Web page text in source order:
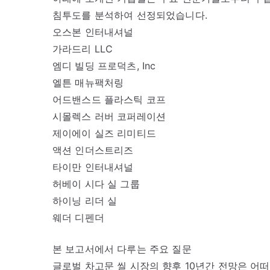
침투도를 분석하여 선정되었습니다.
오스본 인터내셔널
가라드리 LLC
엠디 빌딩 프로덕츠, Inc
엘튼 매뉴팩처링
어드밴스드 플라스틱 코프
시몰렉스 러버 코퍼레이션
제이에이 실즈 리미티드
액션 인더스트리즈
타이만 인터내셔널
허베이 시다 실 그룹
하이닝 리더 실
웨더 디펜더
본 보고서에서 다루는 주요 질문
글로벌 차고문 씰 시장의 향후 10년간 전망은 어